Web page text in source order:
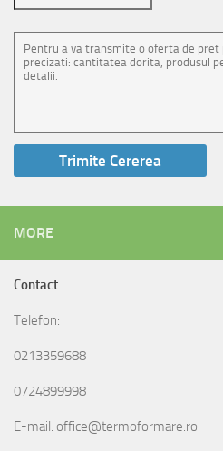
MORE
Contact
Telefon:
0213359688
0724899998
E-mail: office@termoformare.ro